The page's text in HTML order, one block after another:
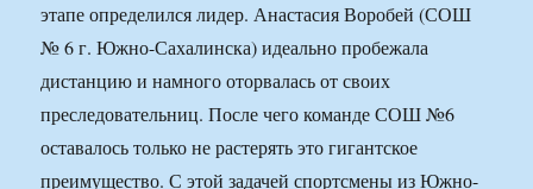
этапе определился лидер. Анастасия Воробей (СОШ
№ 6 г. Южно-Сахалинска) идеально пробежала
дистанцию и намного оторвалась от своих
преследовательниц. После чего команде СОШ №6
оставалось только не растерять это гигантское
преимущество. С этой задачей спортсмены из Южно-